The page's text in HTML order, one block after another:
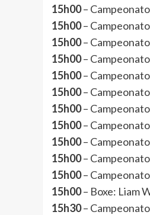
15h00–
15h00–
15h00–
15h00–
15h00–
15h00–
15h00–
15h00–
15h00–
15h00–
15h00–
15h00– Boxe: Liam
15h30–